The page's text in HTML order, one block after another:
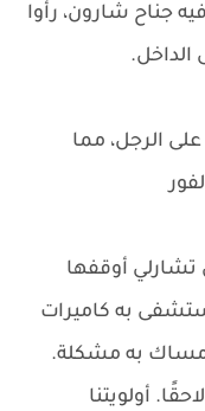
جناح شارون، رأوا
الداخل.
الرجل، مما
أوقفها
به كاميرات
به مشكلة.
أولويتنا